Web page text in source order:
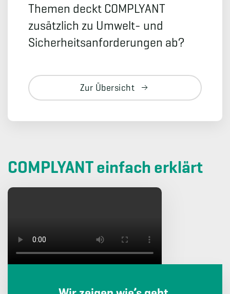
Themen deckt COMPLYANT
zusätzlich zu Umwelt- und
Sicherheitsanforderungen ab?
Zur Übersicht
COMPLYANT einfach erklärt